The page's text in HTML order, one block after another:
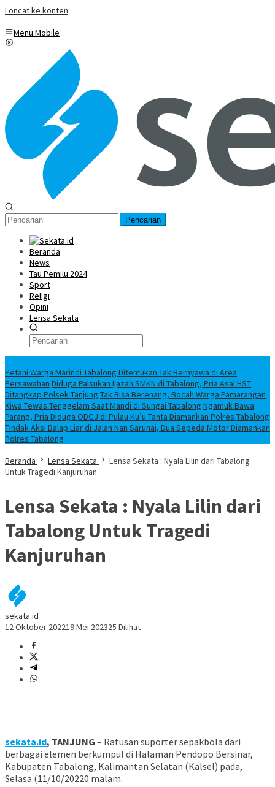
Loncat ke konten
Menu Mobile
Pencarian
Beranda
News
Tau Pemilu 2024
Sport
Religi
Opini
Lensa Sekata
Petani Warga Marindi Tabalong Ditemukan Tak Bernyawa di Area
Persawahan Diduga Palsukan Ijazah SMKN di Tabalong, Pria Asal HST
Ditangkap Polsek Tanjung Tak Bisa Berenang, Bocah Warga Pamarangan
Kiwa Tewas Tenggelam Saat Mandi di Sungai Tabalong Ngamuk Bawa
Parang, Pria Diduga ODGJ di Pulau Ku’u Tanta Diamankan Polres Tabalong
Tindak Aksi Balap Liar di Jalan Nan Sarunai, Dua Sepeda Motor Diamankan
Polres Tabalong
Beranda
Lensa Sekata
Lensa Sekata : Nyala Lilin dari Tabalong
Untuk Tragedi Kanjuruhan
Lensa Sekata : Nyala Lilin dari
Tabalong Untuk Tragedi
Kanjuruhan
sekata.id
12 Oktober 202219 Mei 202325 Dilihat
sekata.id, TANJUNG – Ratusan suporter sepakbola dari
berbagai elemen berkumpul di Halaman Pendopo Bersinar,
Kabupaten Tabalong, Kalimantan Selatan (Kalsel) pada,
Selasa (11/10/20220 malam.